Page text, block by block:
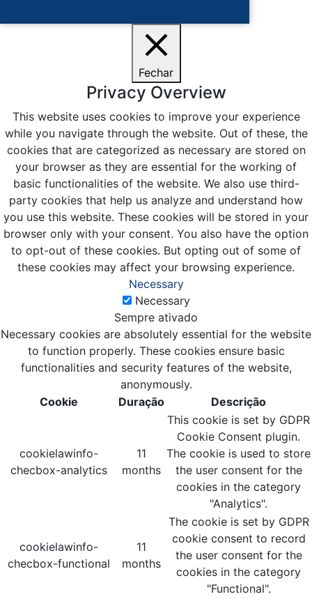
Fechar
Privacy Overview
This website uses cookies to improve your experience
while you navigate through the website. Out of these, the
cookies that are categorized as necessary are stored on
your browser as they are essential for the working of
basic functionalities of the website. We also use third-
party cookies that help us analyze and understand how
you use this website. These cookies will be stored in your
browser only with your consent. You also have the option
to opt-out of these cookies. But opting out of some of
these cookies may affect your browsing experience.
Necessary
Necessary
Sempre ativado
Necessary cookies are absolutely essential for the website
to function properly. These cookies ensure basic
functionalities and security features of the website,
anonymously.
Cookie
Duração Descrição
cookielawinfo-
checbox-analytics
11
months
This cookie is set by GDPR
Cookie Consent plugin.
The cookie is used to store
the user consent for the
cookies in the category
"Analytics".
cookielawinfo-
checbox-functional
11
months
The cookie is set by GDPR
cookie consent to record
the user consent for the
cookies in the category
"Functional".